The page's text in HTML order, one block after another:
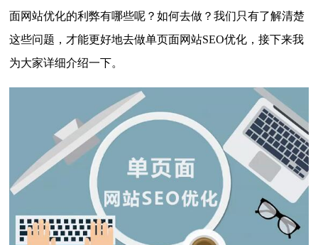
面网站优化的利弊有哪些呢？如何去做？我们只有了解清楚
这些问题，才能更好地去做单页面网站SEO优化，接下来我
为大家详细介绍一下。